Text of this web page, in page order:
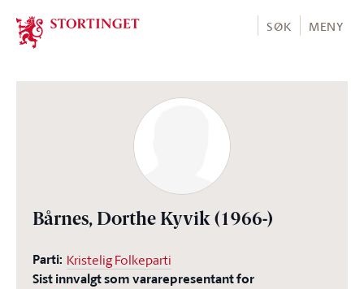
Stortinget.no
SØK MENY
Bårnes, Dorthe Kyvik (1966-)
Parti: Kristelig Folkeparti
Sist innvalgt som vararepresentant for